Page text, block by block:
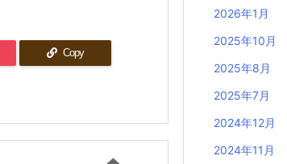
Copy
2026年1月
2025年10月
2025年8月
2025年7月
2024年12月
2024年11月